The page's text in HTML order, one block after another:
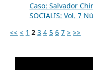
Caso: Salvador
SOCIALIS: Vol. 7
<< < 1 2 3 4 5 6 7 > >>